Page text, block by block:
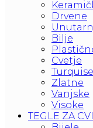
Drvene
Bilje
Cvetje
Turquise
Zlatne
Vanjske
Visoke
TEGLE ZA